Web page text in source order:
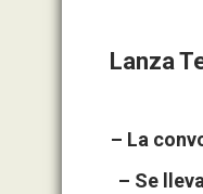
Lanza
– La
– Se